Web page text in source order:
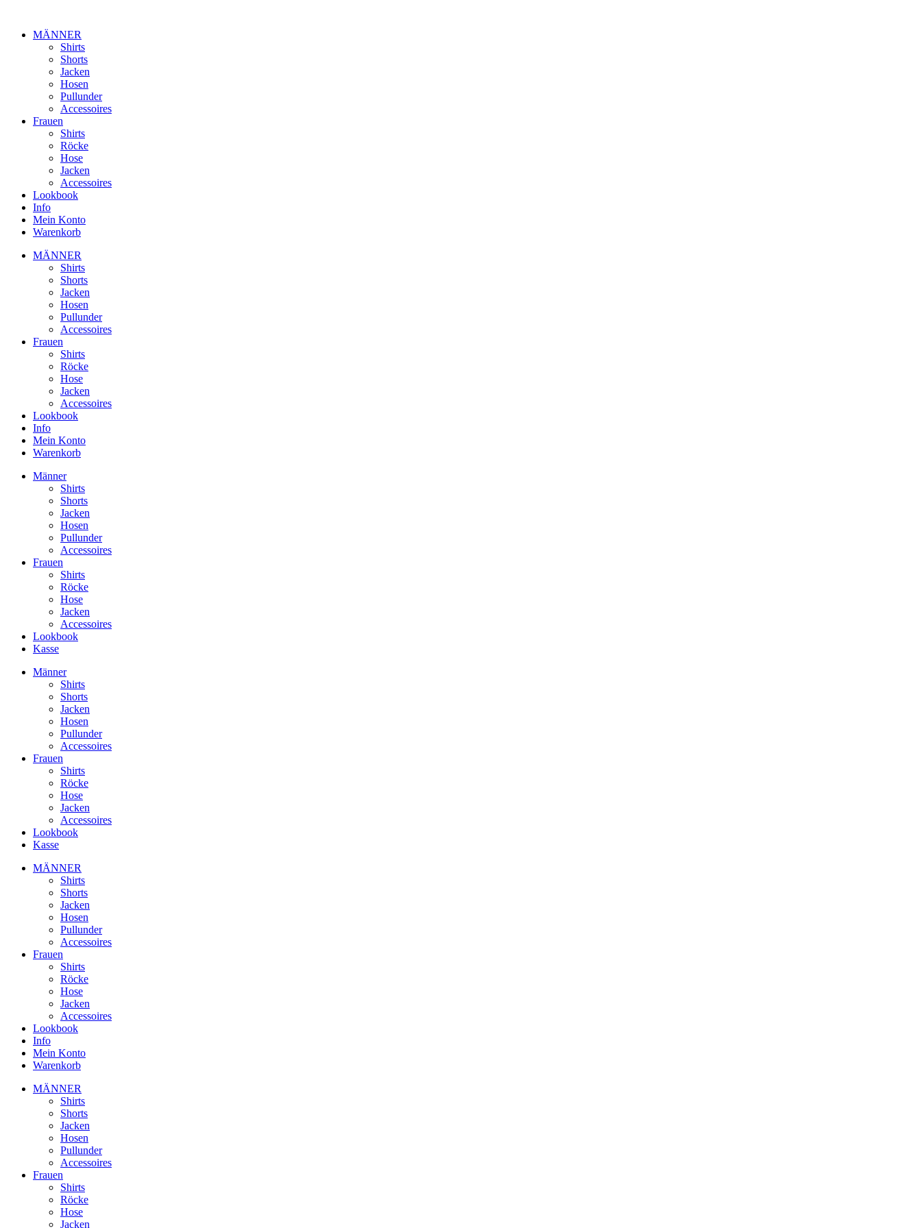
springenMÄNNER
Shirts
Shorts
Jacken
Hosen
Pullunder
Accessoires
Frauen
Shirts
Röcke
Hose
Jacken
Accessoires
Lookbook
Info
Mein Konto
Warenkorb
MÄNNER
Shirts
Shorts
Jacken
Hosen
Pullunder
Accessoires
Frauen
Shirts
Röcke
Hose
Jacken
Accessoires
Lookbook
Info
Mein Konto
Warenkorb
Männer
Shirts
Shorts
Jacken
Hosen
Pullunder
Accessoires
Frauen
Shirts
Röcke
Hose
Jacken
Accessoires
Lookbook
Kasse
Männer
Shirts
Shorts
Jacken
Hosen
Pullunder
Accessoires
Frauen
Shirts
Röcke
Hose
Jacken
Accessoires
Lookbook
Kasse
MÄNNER
Shirts
Shorts
Jacken
Hosen
Pullunder
Accessoires
Frauen
Shirts
Röcke
Hose
Jacken
Accessoires
Lookbook
Info
Mein Konto
Warenkorb
MÄNNER
Shirts
Shorts
Jacken
Hosen
Pullunder
Accessoires
Frauen
Shirts
Röcke
Hose
Jacken